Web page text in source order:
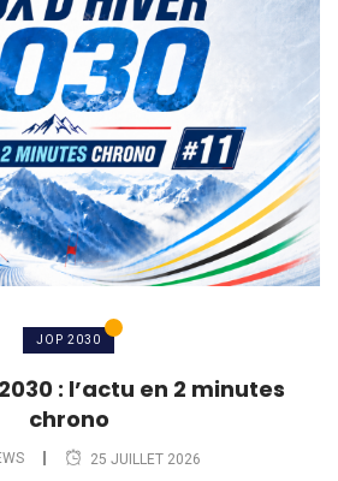
JOP 2030
: l’actu en 2 minutes
chrono
25 JUILLET 2026